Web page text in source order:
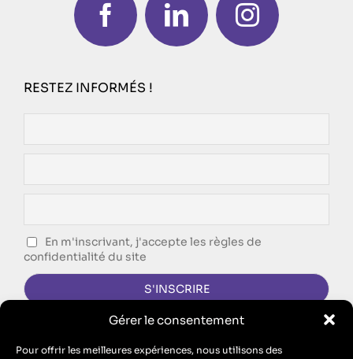
Gérer le consentement
Pour offrir les meilleures expériences, nous utilisons des
RESTEZ INFORMÉS !
En m'inscrivant, j'accepte les règles de
confidentialité du site
CONTACTEZ-NOUS !